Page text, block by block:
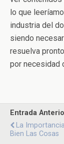
lo que
industria del
siendo
resuelva
por necesidad
Entrada
La
Bien Las Cosas